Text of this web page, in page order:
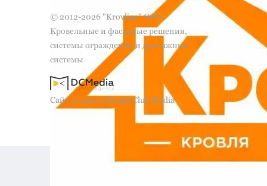
© 2012-2026 "Krovline" ООО
Кровельные и фасадные решения,
системы ограждения и дренажные
системы
Сайт создан в Design Club Media